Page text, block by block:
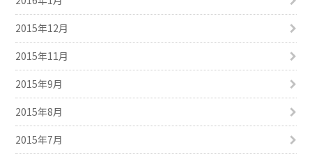
2015年12月
2015年11月
2015年9月
2015年8月
2015年7月